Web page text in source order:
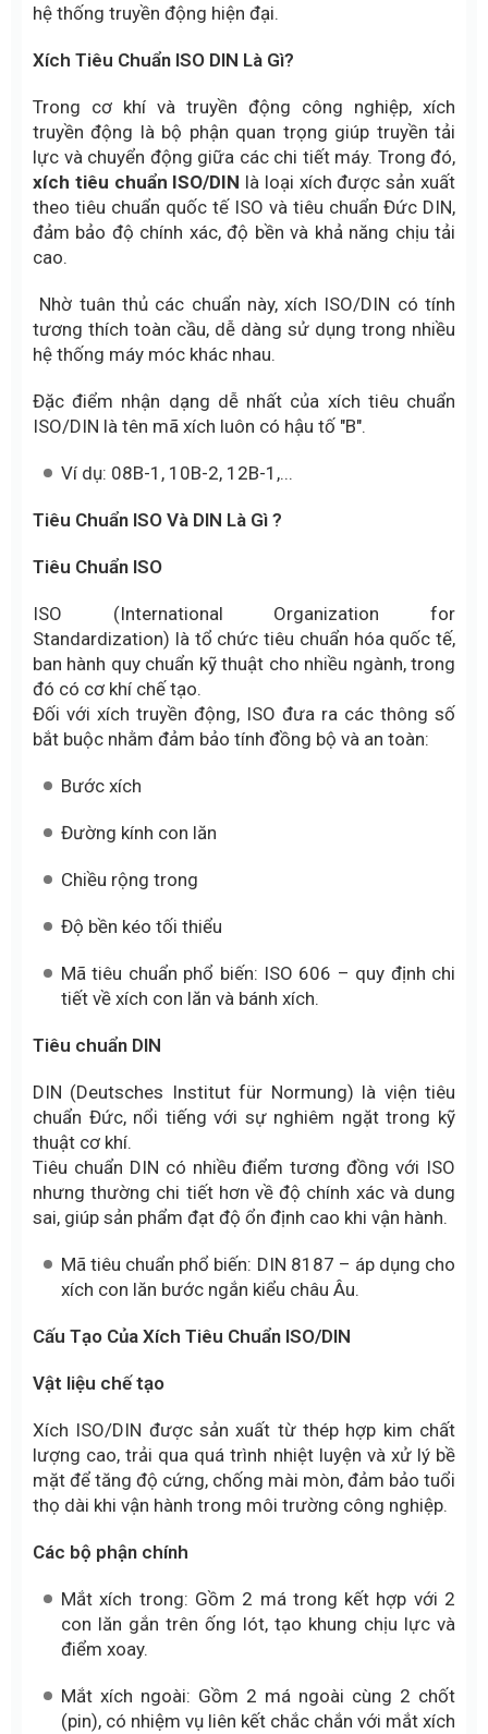
hệ thống truyền động hiện đại.
Xích Tiêu Chuẩn ISO DIN Là Gì?
Trong cơ khí và truyền động công nghiệp, xích
truyền động là bộ phận quan trọng giúp truyền tải
lực và chuyển động giữa các chi tiết máy. Trong đó,
xích tiêu chuẩn ISO/DIN là loại xích được sản xuất
theo tiêu chuẩn quốc tế ISO và tiêu chuẩn Đức DIN,
đảm bảo độ chính xác, độ bền và khả năng chịu tải
cao.
Nhờ tuân thủ các chuẩn này, xích ISO/DIN có tính
tương thích toàn cầu, dễ dàng sử dụng trong nhiều
hệ thống máy móc khác nhau.
Đặc điểm nhận dạng dễ nhất của xích tiêu chuẩn
ISO/DIN là tên mã xích luôn có hậu tố "B".
Ví dụ: 08B-1, 10B-2, 12B-1,...
Tiêu Chuẩn ISO Và DIN Là Gì ?
Tiêu Chuẩn ISO
ISO (International Organization for
Standardization) là tổ chức tiêu chuẩn hóa quốc tế,
ban hành quy chuẩn kỹ thuật cho nhiều ngành, trong
đó có cơ khí chế tạo.
Đối với xích truyền động, ISO đưa ra các thông số
bắt buộc nhằm đảm bảo tính đồng bộ và an toàn:
Bước xích
Đường kính con lăn
Chiều rộng trong
Độ bền kéo tối thiểu
Mã tiêu chuẩn phổ biến: ISO 606 – quy định chi
tiết về xích con lăn và bánh xích.
Tiêu chuẩn DIN
DIN (Deutsches Institut für Normung) là viện tiêu
chuẩn Đức, nổi tiếng với sự nghiêm ngặt trong kỹ
thuật cơ khí.
Tiêu chuẩn DIN có nhiều điểm tương đồng với ISO
nhưng thường chi tiết hơn về độ chính xác và dung
sai, giúp sản phẩm đạt độ ổn định cao khi vận hành.
Mã tiêu chuẩn phổ biến: DIN 8187 – áp dụng cho
xích con lăn bước ngắn kiểu châu Âu.
Cấu Tạo Của Xích Tiêu Chuẩn ISO/DIN
Vật liệu chế tạo
Xích ISO/DIN được sản xuất từ thép hợp kim chất
lượng cao, trải qua quá trình nhiệt luyện và xử lý bề
mặt để tăng độ cứng, chống mài mòn, đảm bảo tuổi
thọ dài khi vận hành trong môi trường công nghiệp.
Các bộ phận chính
Mắt xích trong: Gồm 2 má trong kết hợp với 2
con lăn gắn trên ống lót, tạo khung chịu lực và
điểm xoay.
Mắt xích ngoài: Gồm 2 má ngoài cùng 2 chốt
(pin), có nhiệm vụ liên kết chắc chắn với mắt xích